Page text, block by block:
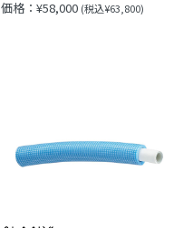
価格：¥58,000 (税込¥63,800)